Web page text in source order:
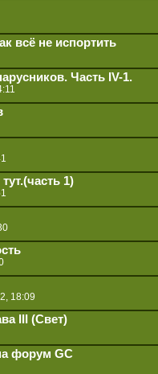
всё не испортить
Часть IV-1.
1)
18:09
III (Свет)
форум GC